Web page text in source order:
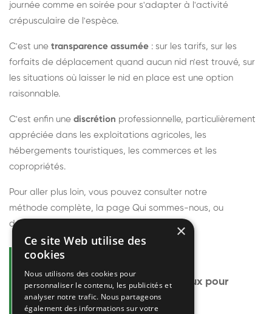
journée comme en soirée pour s'adapter à l'activité
crépusculaire de l'espèce.
C'est une transparence assumée : sur les tarifs, sur les
forfaits de déplacement quand aucun nid n'est trouvé, sur
les situations où laisser le nid en place est une option
raisonnable.
C'est enfin une discrétion professionnelle, particulièrement
appréciée dans les exploitations agricoles, les
hébergements touristiques, les commerces et les
copropriétés.
Pour aller plus loin, vous pouvez consulter notre
méthode complète, la page Qui sommes-nous, ou
découvrir
Questions fréquentes
Le frelon européen est-il dangereux pour
l'homme ?
×
Ce site Web utilise des
cookies
Nous utilisons des cookies pour
personnaliser le contenu, les publicités et
analyser notre trafic. Nous partageons
également des informations sur votre